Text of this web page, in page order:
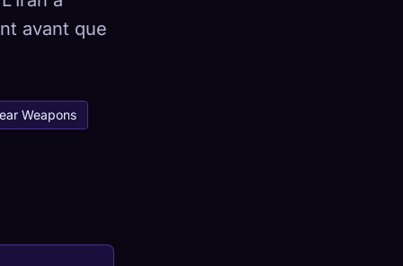
avant que
Weapons
×
Se connecter